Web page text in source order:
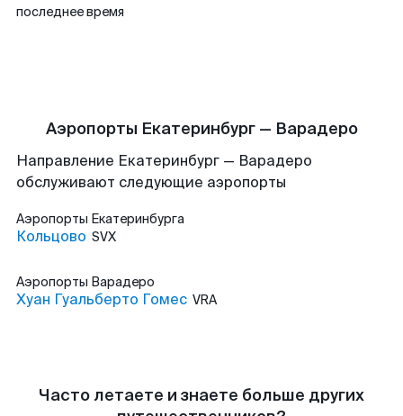
последнее время
Аэропорты Екатеринбург — Варадеро
Направление Екатеринбург — Варадеро
обслуживают следующие аэропорты
Аэропорты Екатеринбурга
Кольцово SVX
Аэропорты Варадеро
Хуан Гуальберто Гомес VRA
Часто летаете и знаете больше других